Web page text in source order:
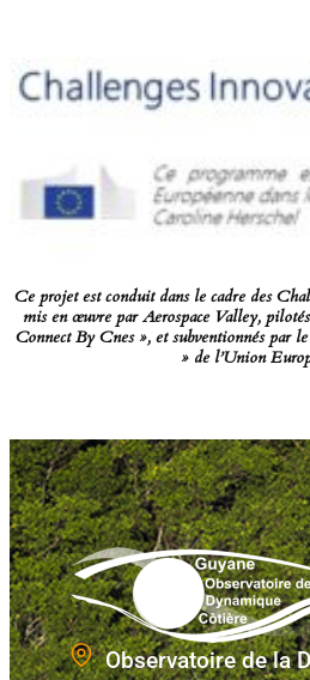
Ce projet est conduit dans le cadre des
mis en œuvre par Aerospace Valley,
Connect By Cnes », et subventionnés par
» de l’Union
Observatoire de la